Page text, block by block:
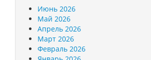
Июнь 2026
Май 2026
Апрель 2026
Март 2026
Февраль 2026